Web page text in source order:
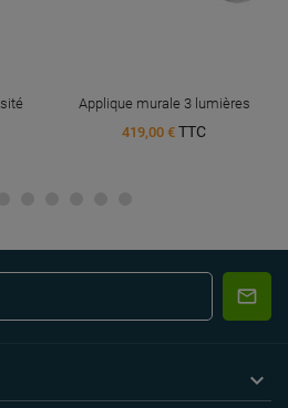
Applique murale 3 lumières
419,00 € TTC
